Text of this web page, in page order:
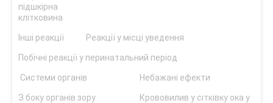
підшкірна
клітковина
Інші реакції Реакції у місці уведення
Побічні реакції у перинатальний період
Системи органів Небажані ефекти
З боку органів зору
Крововилив у сітківку ока у